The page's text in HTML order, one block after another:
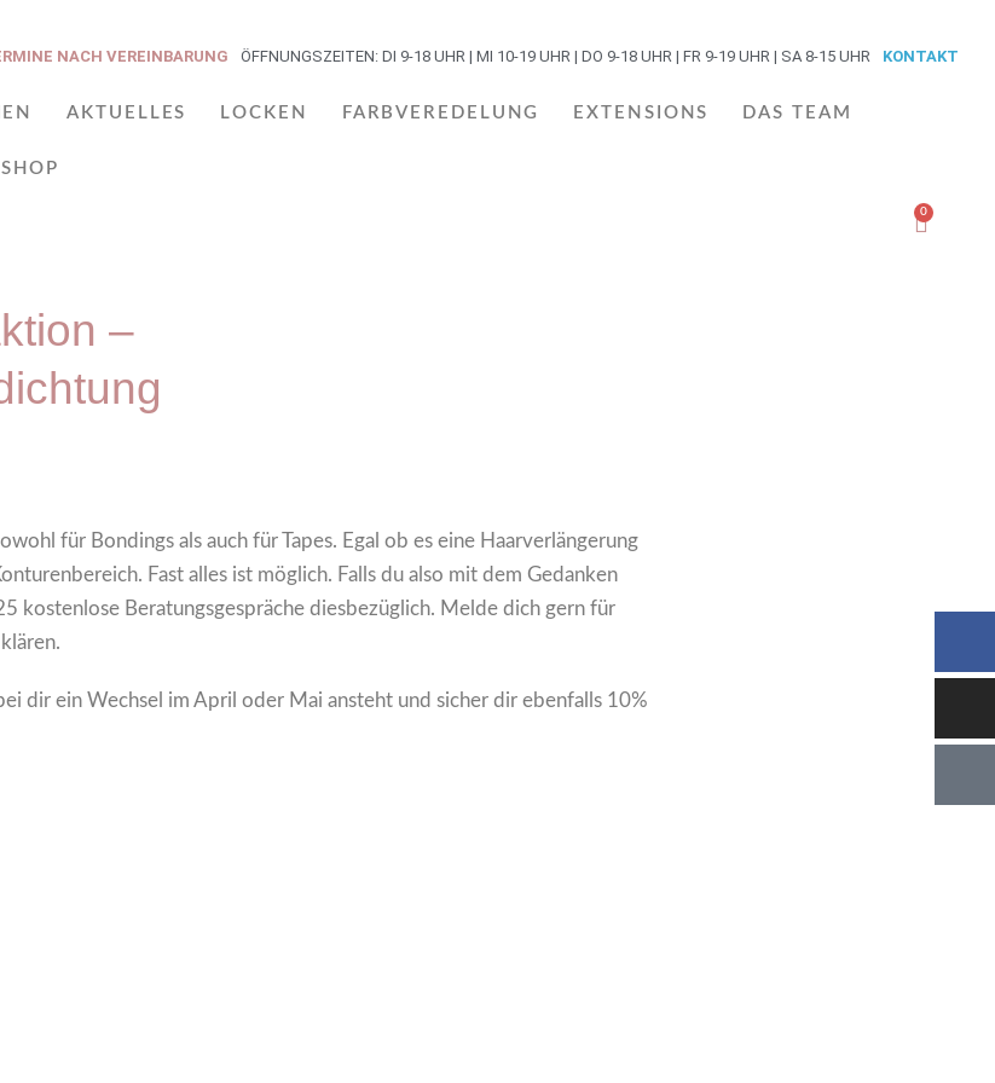
NACH VEREINBARUNG ÖFFNUNGSZEITEN: DI 9-18 UHR | MI 10-19 UHR | DO 9-18 UHR | FR 9-19 UHR | SA 8-15 UHR KONTAKT
AKTUELLES LOCKEN FARBVEREDELUNG EXTENSIONS DAS TEAM
SHOP
0
–
für Bondings als auch für Tapes. Egal ob es eine Haarverlängerung
Fast alles ist möglich. Falls du also mit dem Gedanken
kostenlose Beratungsgespräche diesbezüglich. Melde dich gern für
dir ein Wechsel im April oder Mai ansteht und sicher dir ebenfalls 10%